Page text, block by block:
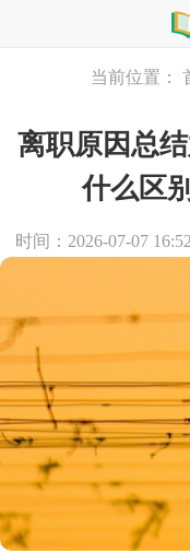
当前位置：
离职原因总
什么区
时间：2026-07-07